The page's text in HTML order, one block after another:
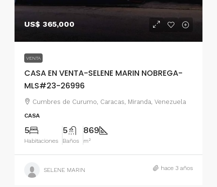
US$ 365,000
VENTA
CASA EN VENTA-SELENE MARIN NOBREGA-
MLS#23-26996
Cumbres de Curumo, Caracas, Miranda, Venezuela
CASA
5
Habitaciones
5
Baños
869
m²
SELENE MARIN hace 3 años